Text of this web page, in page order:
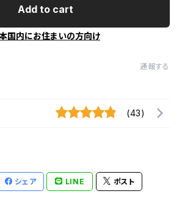
Add to cart
国内にお住まいの方向け
通報する
(43)
シェア LINE ポスト